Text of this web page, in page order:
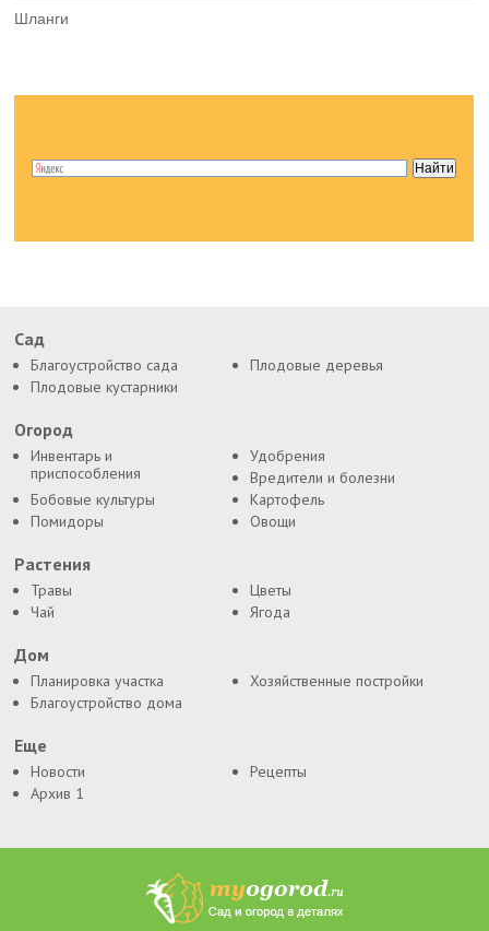
Шланги
Сад
Благоустройство сада
Плодовые деревья
Плодовые кустарники
Огород
Инвентарь и
приспособления
Удобрения
Вредители и болезни
Бобовые культуры
Картофель
Помидоры
Овощи
Растения
Травы
Цветы
Чай
Ягода
Дом
Планировка участка
Хозяйственные постройки
Благоустройство дома
Еще
Новости
Рецепты
Архив 1